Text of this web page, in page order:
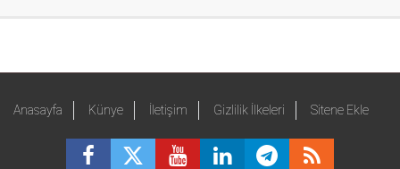
Anasayfa Künye İletişim Gizlilik İlkeleri Sitene Ekle